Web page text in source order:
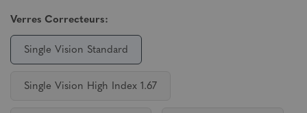
Verres Correcteurs:
Single Vision Standard
Single Vision High Index 1.67